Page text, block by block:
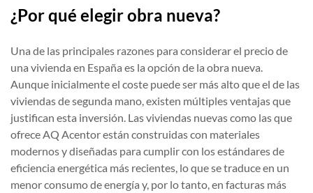
¿Por qué elegir obra nueva?
Una de las principales razones para considerar el precio de
una vivienda en España es la opción de la obra nueva.
Aunque inicialmente el coste puede ser más alto que el de las
viviendas de segunda mano, existen múltiples ventajas que
justifican esta inversión. Las viviendas nuevas como las que
ofrece AQ Acentor están construidas con materiales
modernos y diseñadas para cumplir con los estándares de
eficiencia energética más recientes, lo que se traduce en un
menor consumo de energía y, por lo tanto, en facturas más